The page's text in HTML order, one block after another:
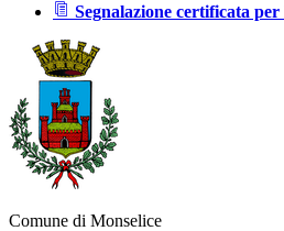
Segnalazione certificata
Comune di Monselice